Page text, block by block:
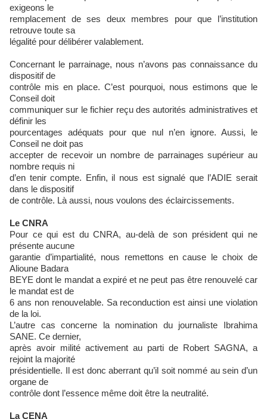
exigeons le
remplacement de ses deux membres pour que l’institution
retrouve toute sa
légalité pour délibérer valablement.
Concernant le parrainage, nous n’avons pas connaissance du
dispositif de
contrôle mis en place. C’est pourquoi, nous estimons que le
Conseil doit
communiquer sur le fichier reçu des autorités administratives et
définir les
pourcentages adéquats pour que nul n’en ignore. Aussi, le
Conseil ne doit pas
accepter de recevoir un nombre de parrainages supérieur au
nombre requis ni
d’en tenir compte. Enfin, il nous est signalé que l’ADIE serait
dans le dispositif
de contrôle. Là aussi, nous voulons des éclaircissements.
Le CNRA
Pour ce qui est du CNRA, au-delà de son président qui ne
présente aucune
garantie d’impartialité, nous remettons en cause le choix de
Alioune Badara
BEYE dont le mandat a expiré et ne peut pas être renouvelé car
le mandat est de
6 ans non renouvelable. Sa reconduction est ainsi une violation
de la loi.
L’autre cas concerne la nomination du journaliste Ibrahima
SANE. Ce dernier,
après avoir milité activement au parti de Robert SAGNA, a
rejoint la majorité
présidentielle. Il est donc aberrant qu’il soit nommé au sein d’un
organe de
contrôle dont l’essence même doit être la neutralité.
La CENA